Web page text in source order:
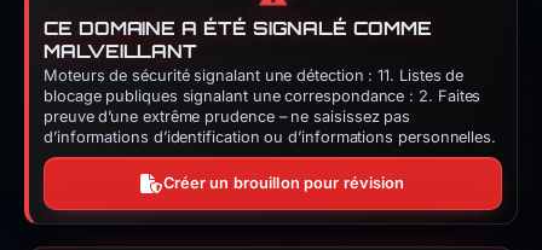
CE DOMAINE A ÉTÉ SIGNALÉ COMME
MALVEILLANT
Moteurs de sécurité signalant une détection : 11. Listes de
blocage publiques signalant une correspondance : 2. Faites
preuve d’une extrême prudence – ne saisissez pas
d’informations d’identification ou d’informations personnelles.
Créer un brouillon pour révision